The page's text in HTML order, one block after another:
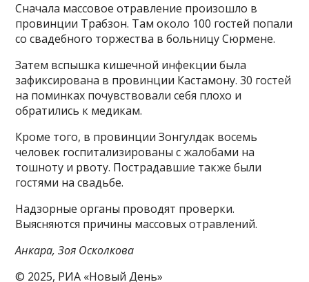
Сначала массовое отравление произошло в
провинции Трабзон. Там около 100 гостей попали
со свадебного торжества в больницу Сюрмене.
Затем вспышка кишечной инфекции была
зафиксирована в провинции Кастамону. 30 гостей
на поминках почувствовали себя плохо и
обратились к медикам.
Кроме того, в провинции Зонгулдак восемь
человек госпитализированы с жалобами на
тошноту и рвоту. Пострадавшие также были
гостями на свадьбе.
Надзорные органы проводят проверки.
Выясняются причины массовых отравлений.
Анкара, Зоя Осколкова
© 2025, РИА «Новый День»